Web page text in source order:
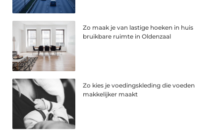
Zo maak je van lastige hoeken in huis
bruikbare ruimte in Oldenzaal
Zo kies je voedingskleding die voeden
makkelijker maakt